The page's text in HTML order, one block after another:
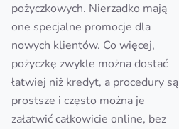
pożyczkowych. Nierzadko mają
one specjalne promocje dla
nowych klientów. Co więcej,
pożyczkę zwykle można dostać
łatwiej niż kredyt, a procedury są
prostsze i często można je
załatwić całkowicie online, bez